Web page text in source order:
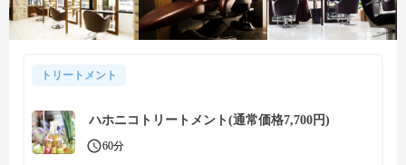
トリートメント
ハホニコトリートメント(通常価格7,700円)
60分